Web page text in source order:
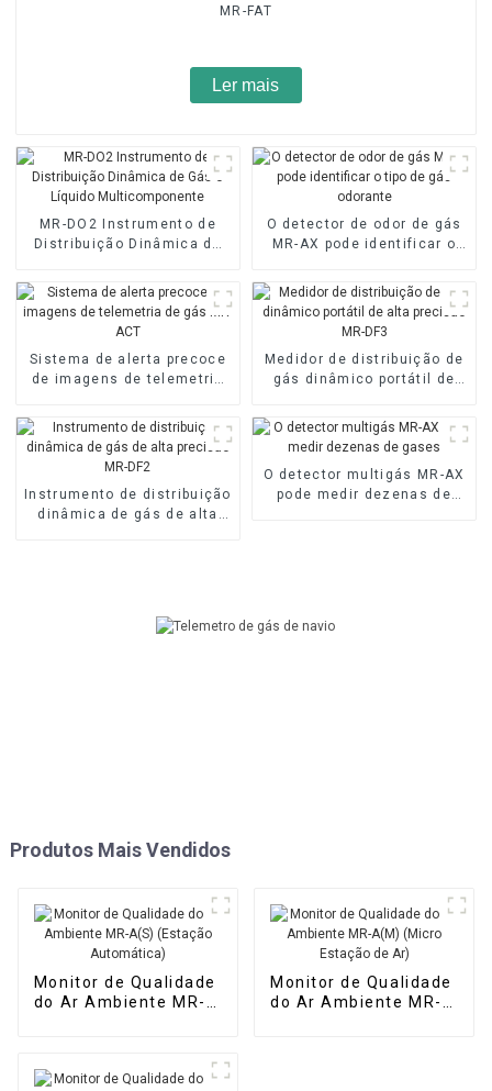
MR-FAT
Ler mais
MR-DO2 Instrumento de
Distribuição Dinâmica de
Multicomponente
O detector de odor de gás
MR-AX pode identificar o
Sistema de alerta precoce
de imagens de telemetria
Medidor de distribuição de
gás dinâmico portátil de
Instrumento de distribuição
dinâmica de gás de alta
O detector multigás MR-AX
pode medir dezenas de
Produtos Mais Vendidos
Monitor de Qualidade
do Ar Ambiente MR-
Monitor de Qualidade
do Ar Ambiente MR-